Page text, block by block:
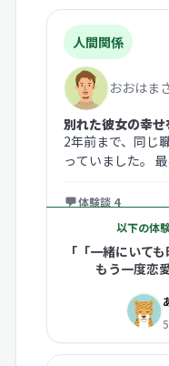
人間関係
別れた彼女の幸
2年前まで、同じ
っていました。
おおはま
体験談 4
以下の体
「「一緒にいて
もう一度恋